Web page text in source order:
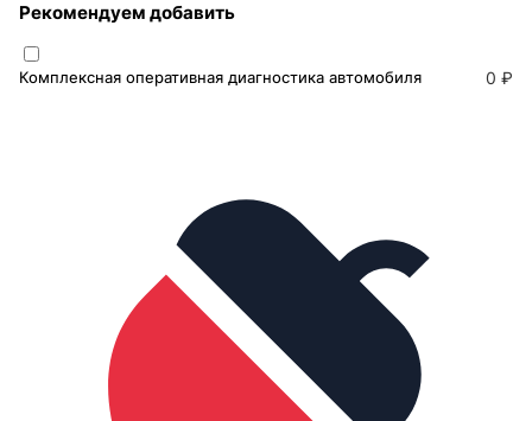
Рекомендуем добавить
Комплексная оперативная диагностика автомобиля 0 ₽